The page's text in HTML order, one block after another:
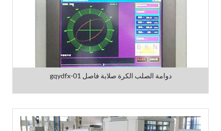
gqydfx-01 دوامة الصلب الكرة صلابة فاصل